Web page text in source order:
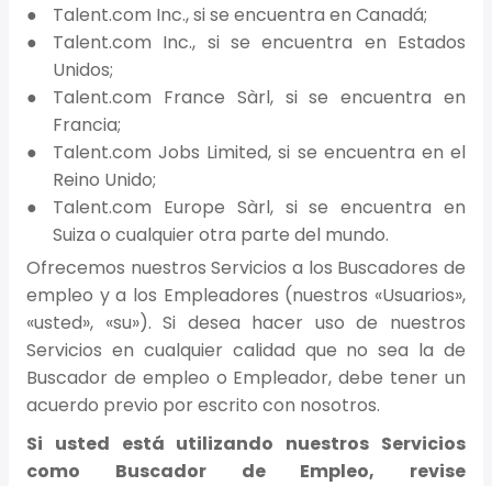
Talent.com Inc., si se encuentra en Canadá;
Talent.com Inc., si se encuentra en Estados
Unidos;
Talent.com France Sàrl, si se encuentra en
Francia;
Talent.com Jobs Limited, si se encuentra en el
Reino Unido;
Talent.com Europe Sàrl, si se encuentra en
Suiza o cualquier otra parte del mundo.
Ofrecemos nuestros Servicios a los Buscadores de
empleo y a los Empleadores (nuestros «Usuarios»,
«usted», «su»). Si desea hacer uso de nuestros
Servicios en cualquier calidad que no sea la de
Buscador de empleo o Empleador, debe tener un
acuerdo previo por escrito con nosotros.
Si usted está utilizando nuestros Servicios
como Buscador de Empleo, revise